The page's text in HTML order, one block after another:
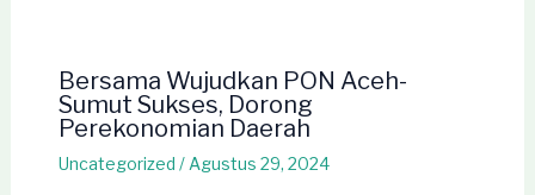
Bersama Wujudkan PON Aceh-
Sumut Sukses, Dorong
Perekonomian Daerah
Uncategorized / Agustus 29, 2024